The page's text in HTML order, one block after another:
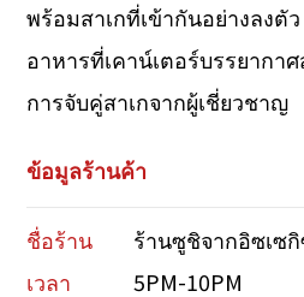
พร้อมสาเกที่เข้ากันอย่างลงตั
อาหารที่เคาน์เตอร์บรรยากา
การจับคู่สาเกจากผู้เชี่ยวชาญ
ข้อมูลร้านค้า
ชื่อร้าน
ร้านซูชิจากอิซเซ
เวลา
5PM-10PM